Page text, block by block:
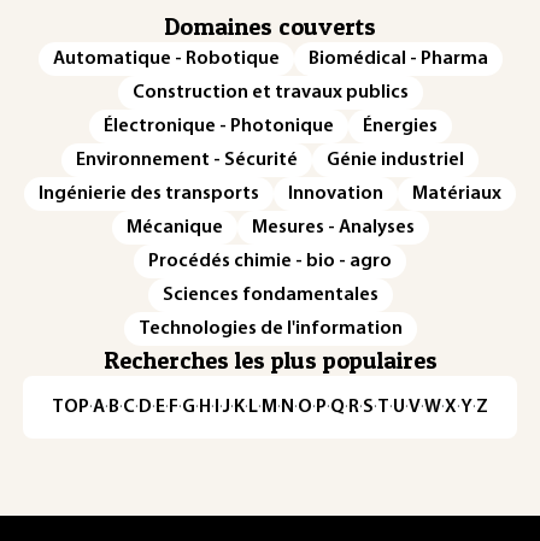
Domaines couverts
Automatique - Robotique
Biomédical - Pharma
Construction et travaux publics
Électronique - Photonique
Énergies
Environnement - Sécurité
Génie industriel
Ingénierie des transports
Innovation
Matériaux
Mécanique
Mesures - Analyses
Procédés chimie - bio - agro
Sciences fondamentales
Technologies de l'information
Recherches les plus populaires
TOP·A·B·C· D· E· F·G· H · ·J· K· L· M · N ·O· P·Q· R·S·T·U·V·W·X·Y·Z